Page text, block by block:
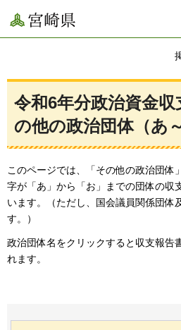
宮崎県
令和6年分政治資金収
の他の政治団体（あ
このページでは、「その他の政治団体
字が「あ」から「お」までの団体の収
います。（ただし、国会議員関係団体
す。）
政治団体名をクリックすると収支報告
れます。